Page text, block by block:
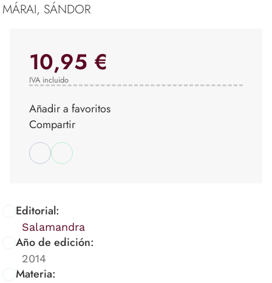
MÁRAI, SÁNDOR
Editorial:
Salamandra
Año de edición:
2014
Materia:
10,95 €
IVA incluido
Añadir a favoritos
Compartir